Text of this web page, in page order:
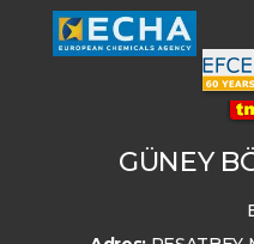
GÜNEY